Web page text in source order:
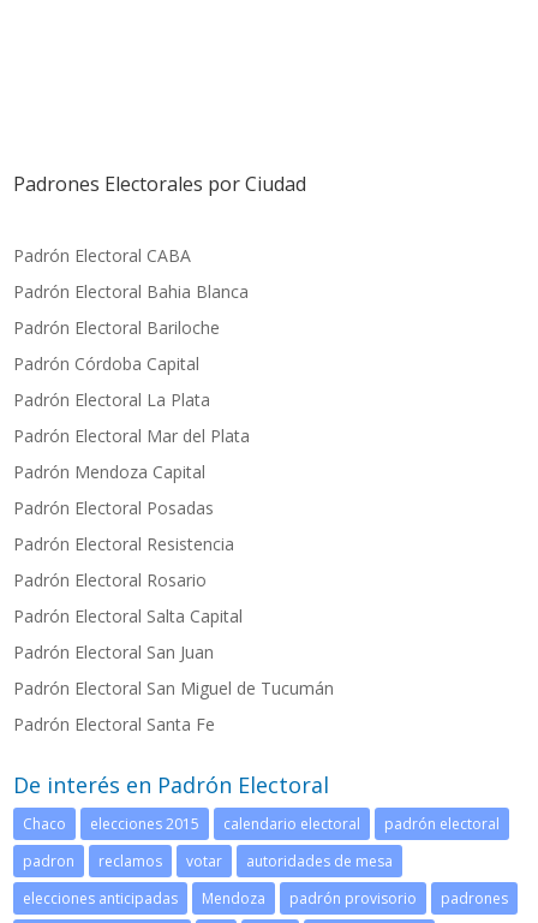
Padrones Electorales por Ciudad
Padrón Electoral CABA
Padrón Electoral Bahia Blanca
Padrón Electoral Bariloche
Padrón Córdoba Capital
Padrón Electoral La Plata
Padrón Electoral Mar del Plata
Padrón Mendoza Capital
Padrón Electoral Posadas
Padrón Electoral Resistencia
Padrón Electoral Rosario
Padrón Electoral Salta Capital
Padrón Electoral San Juan
Padrón Electoral San Miguel de Tucumán
Padrón Electoral Santa Fe
De interés en Padrón Electoral
Chaco elecciones 2015 calendario electoral
padrón electoral
padron
reclamos votar
autoridades de mesa
elecciones anticipadas
Mendoza padrón provisorio
padrones